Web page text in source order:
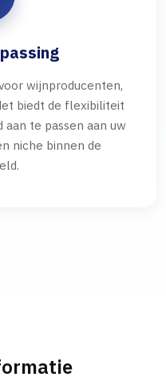
wijnproducenten,
biedt de flexibiliteit
te passen aan uw
niche binnen de